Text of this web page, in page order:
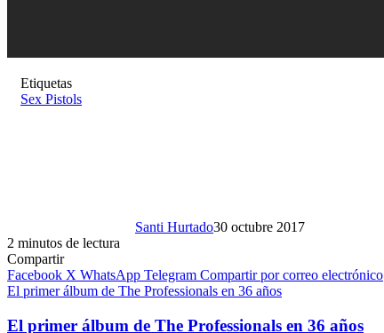
Etiquetas
Sex Pistols
Santi Hurtado30 octubre 2017
2 minutos de lectura
Compartir
Facebook X WhatsApp Telegram Compartir por correo electrónico
El primer álbum de The Professionals en 36 años
El primer álbum de The Professionals en 36 años